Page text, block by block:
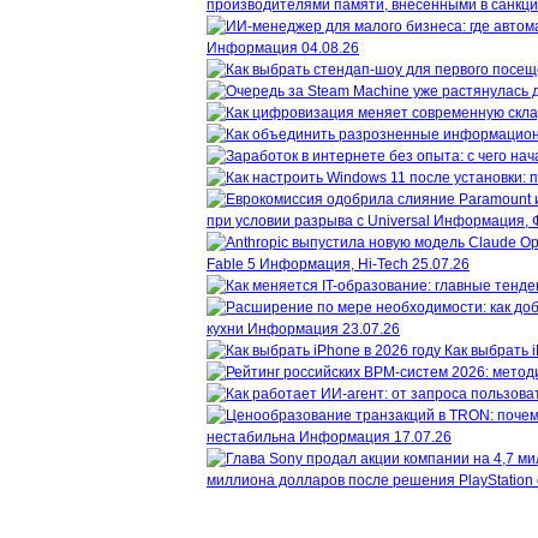
производителями памяти, внесенными в
Информация 04.08.26
при условии разрыва с Universal Информация,
Fable 5 Информация, Hi-Tech 25.07.26
кухни Информация 23.07.26
Как выбрать
нестабильна Информация 17.07.26
миллиона долларов после решения PlayStation